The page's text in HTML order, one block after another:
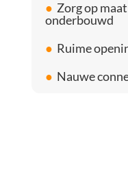
● Zorg op
onderbouwd
● Ruime
● Nauwe